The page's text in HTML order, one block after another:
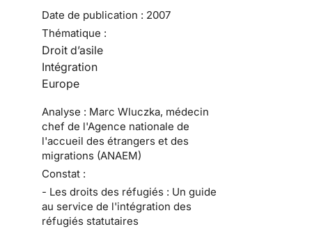
Date de publication : 2007
Thématique :
Droit d’asile
Intégration
Europe
Analyse : Marc Wluczka, médecin
chef de l'Agence nationale de
l'accueil des étrangers et des
migrations (ANAEM)
Constat :
- Les droits des réfugiés : Un guide
au service de l'intégration des
réfugiés statutaires